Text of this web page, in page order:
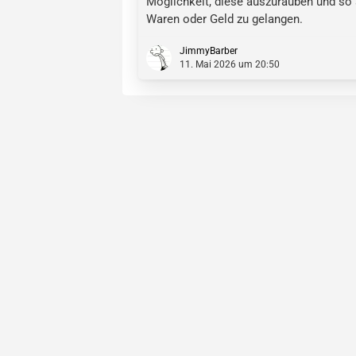
Waren oder Geld zu gelangen.
JimmyBarber
11. Mai 2026 um 20:50